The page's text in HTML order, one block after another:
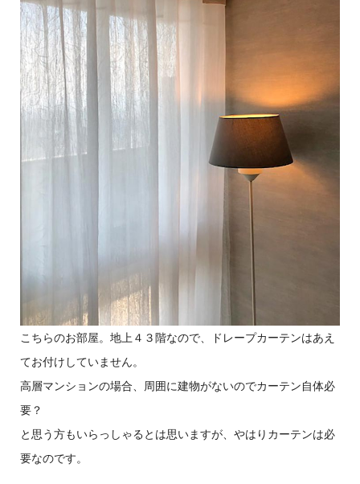
こちらのお部屋。地上４３階なので、ドレープカーテンはあえ
てお付けしていません。
高層マンションの場合、周囲に建物がないのでカーテン自体必
要？
と思う方もいらっしゃるとは思いますが、やはりカーテンは必
要なのです。